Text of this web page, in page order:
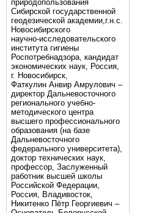
природопользования
Сибирской государственной
геодезической академии,г.н.с.
Новосибирского
научно-исследовательского
института гигиены
Роспотребнадзора, кандидат
экономических наук, Россия,
г. Новосибирск,
Фаткулин Анвир Амрулович –
директор Дальневосточного
регионального учебно-
методического центра
высшего профессионального
образования (на базе
Дальневосточного
федерального университета),
доктор технических наук,
профессор, Заслуженный
работник высшей школы
Российской Федерации,
Россия, Владивосток,
Никитенко Пётр Георгиевич –